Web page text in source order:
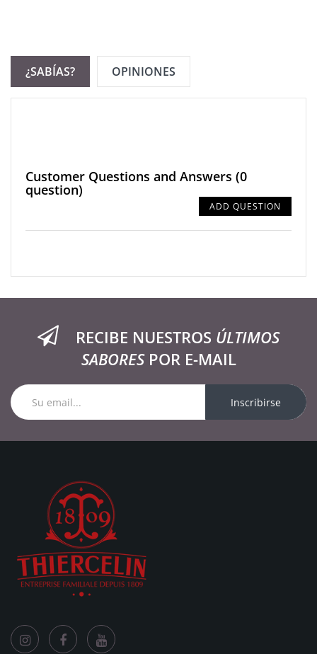
¿SABÍAS? OPINIONES
Customer Questions and Answers (0
question)
ADD QUESTION
RECIBE NUESTROS ÚLTIMOS
SABORESPOR E-MAIL
Inscribirse